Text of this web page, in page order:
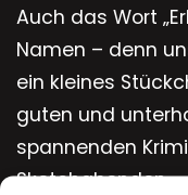
Auch das Wort
Namen – denn
ein kleines
guten und
spannenden
Sketchabenden.